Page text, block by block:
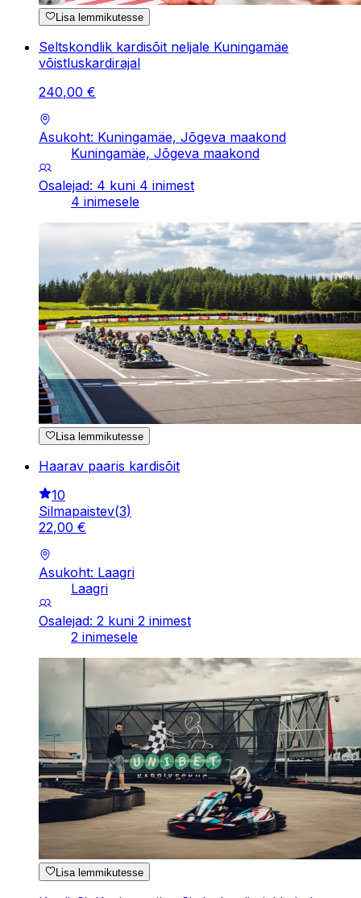
Lisa lemmikutesse
Seltskondlik kardisõit neljale Kuningamäe
võistluskardirajal
240,00 €
Asukoht: Kuningamäe, Jõgeva maakond
Kuningamäe, Jõgeva maakond
Osalejad: 4 kuni 4 inimest
4 inimesele
Lisa lemmikutesse
Haarav paaris kardisõit
10
Silmapaistev(3)
22,00 €
Asukoht: Laagri
Laagri
Osalejad: 2 kuni 2 inimest
2 inimesele
Lisa lemmikutesse